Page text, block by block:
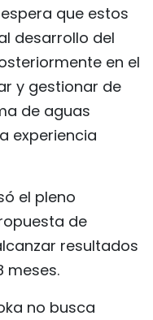
que estos
desarrollo del
en el
y gestionar de
de aguas
experiencia
el pleno
de
resultados
meses.
no busca